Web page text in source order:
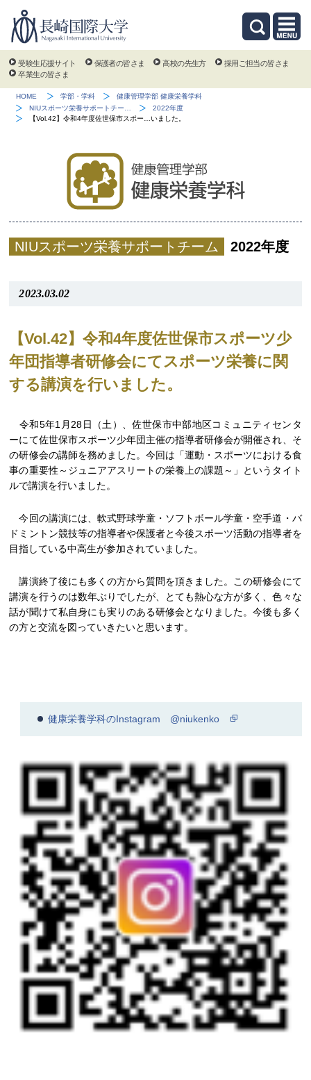
受験生応援サイト 保護者の皆さま 高校の先生方
採用ご担当の皆さま
卒業生の皆さま
HOME 学部・学科
健康管理学部 健康栄養学科
NIUスポーツ栄養サポートチー…
2022年度
【Vol.42】令和4年度佐世保市スポー…いました。
NIUスポーツ栄養サポートチーム 2022年度
2023.03.02
【Vol.42】令和4年度佐世保市スポーツ少
年団指導者研修会にてスポーツ栄養に関
する講演を行いました。
令和5年1月28日（土）、佐世保市中部地区コミュニティセンタ
ーにて佐世保市スポーツ少年団主催の指導者研修会が開催され、そ
の研修会の講師を務めました。今回は「運動・スポーツにおける食
事の重要性～ジュニアアスリートの栄養上の課題～」というタイト
ルで講演を行いました。
今回の講演には、軟式野球学童・ソフトボール学童・空手道・バ
ドミントン競技等の指導者や保護者と今後スポーツ活動の指導者を
目指している中高生が参加されていました。
講演終了後にも多くの方から質問を頂きました。この研修会にて
講演を行うのは数年ぶりでしたが、とても熱心な方が多く、色々な
話が聞けて私自身にも実りのある研修会となりました。今後も多く
の方と交流を図っていきたいと思います。
健康栄養学科のInstagram @niukenko